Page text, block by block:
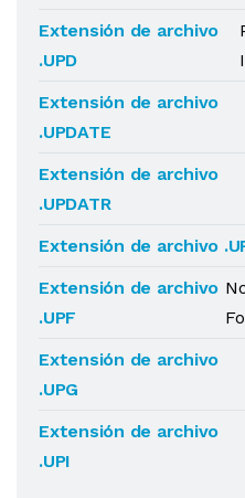
Extensión de archivo
.UPD
Extensión de archivo
.UPDATE
Extensión de archivo
.UPDATR
Extensión de archivo
Extensión de archivo
.UPF
Extensión de archivo
.UPG
Extensión de archivo
.UPI